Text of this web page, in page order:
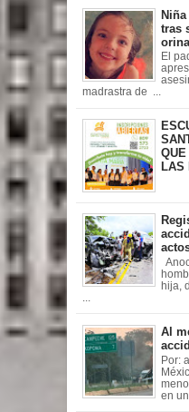
tras
El
madrastra de ...
QUE
LAS
hija,
Al
Por:
en un